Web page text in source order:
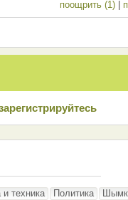
поощрить (1)
и техника Политика